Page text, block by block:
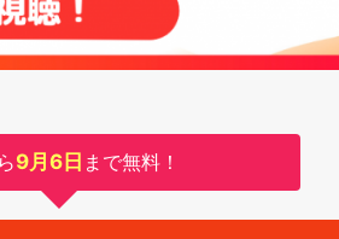
9月6日 まで無料！